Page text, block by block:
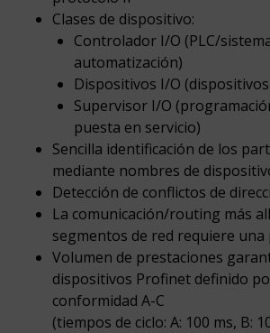
Clases de dispositivo:
Controlador I/O (PLC/
automatización)
Dispositivos I/O
Supervisor I/O
puesta en servicio)
Sencilla identificación de los
mediante nombres de
Detección de conflictos de
La comunicación/routing más
segmentos de red requiere una
Volumen de prestaciones
dispositivos Profinet definido
conformidad A-C
(tiempos de ciclo: A: 100 ms, B: